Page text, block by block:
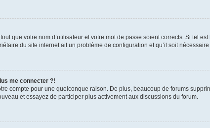
que votre nom d’utilisateur et votre mot de passe soient corrects. Si tel
du site internet ait un problème de configuration et qu’il soit nécessaire
me connecter ?!
compte pour une quelconque raison. De plus, beaucoup de forums
et essayez de participer plus activement aux discussions du forum.